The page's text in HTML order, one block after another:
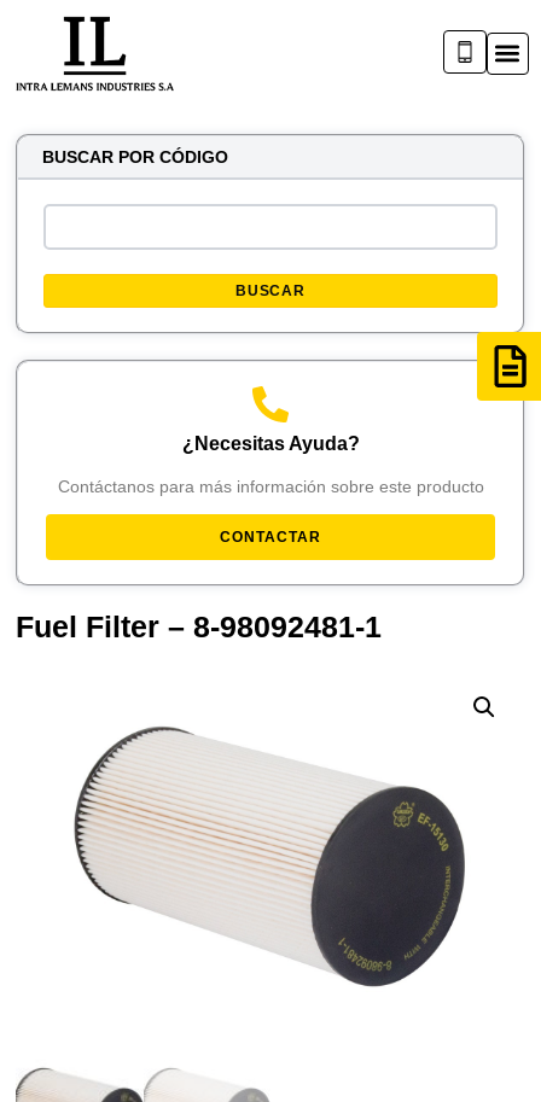
BUSCAR POR CÓDIGO
BUSCAR
¿Necesitas Ayuda?
Contáctanos para más información sobre este producto
CONTACTAR
Fuel Filter – 8-98092481-1